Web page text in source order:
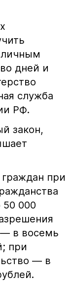
личным
дней и
служба
РФ.
закон,
при
50 000
в восемь
при
— в